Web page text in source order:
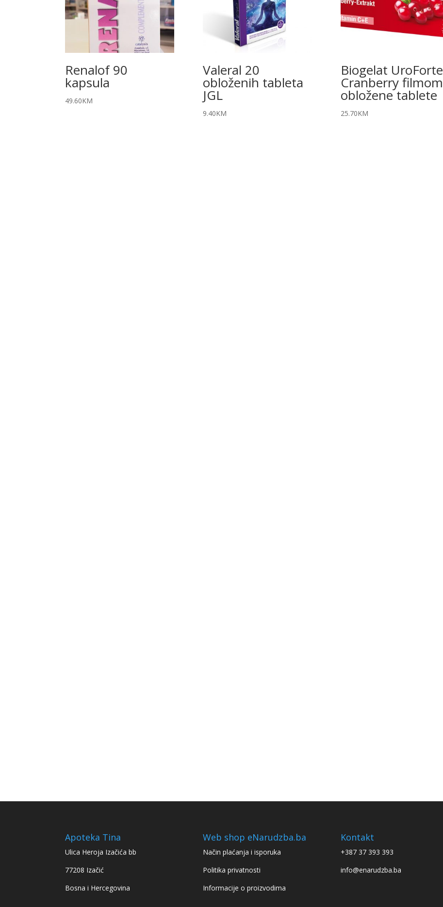
Renalof 90
kapsula
49.60KM
Valeral 20
obloženih tableta
JGL
9.40KM
Biogelat UroForte
Cranberry filmom
obložene tablete
25.70KM
Apoteka Tina
Ulica Heroja Izačića bb
77208 Izačić
Bosna i Hercegovina
Web shop eNarudzba.ba
Način plaćanja i isporuka
Politika privatnosti
Informacije o proizvodima
Kontakt
+387 37 393 393
info@enarudzba.ba